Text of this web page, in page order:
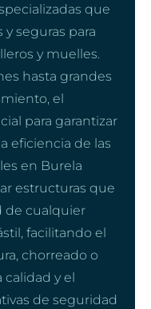
que
seguras para
y muelles.
hasta grandes
el
para garantizar
eficiencia de las
en Burela
estructuras que
de cualquier
facilitando el
chorreado o
calidad y el
de seguridad